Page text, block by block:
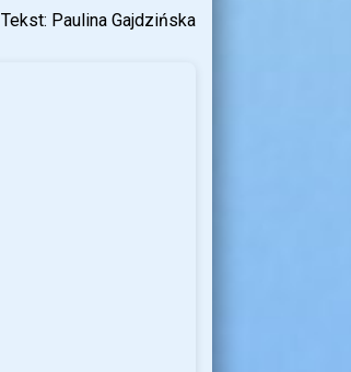
Tekst: Paulina Gajdzińska